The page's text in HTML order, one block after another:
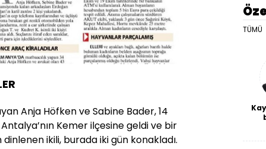
Anja Höfken ve Sabine Bader, 14
Kemer ilçesine geldi ve bir
ikili, burada iki gün konakladı.
TÜMÜ